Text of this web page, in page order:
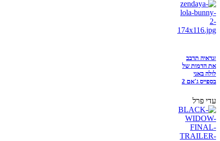
זנדאיה תדבב
את הדמות של
לולה באני
בספייס ג'אם 2
עדי פרל